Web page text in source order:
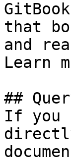
that
and
Learn
##
If you